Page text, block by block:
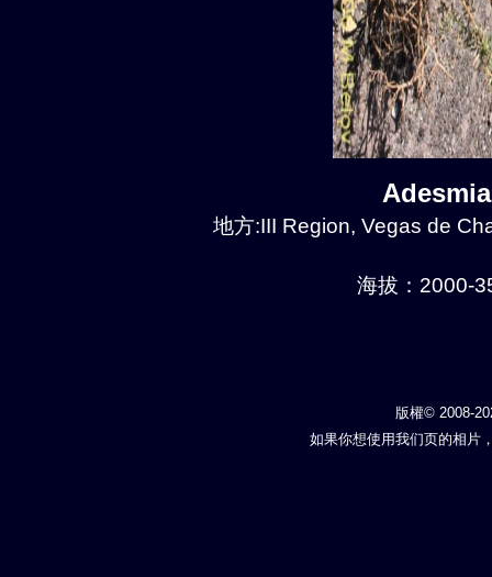
地方:III Region, Vegas de
海拔：2000-
版權© 2008-
如果你想使用我们页的相片